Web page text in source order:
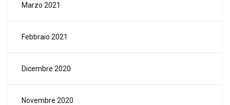
Marzo 2021
Febbraio 2021
Dicembre 2020
Novembre 2020